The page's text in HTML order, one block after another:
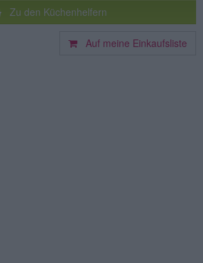
Zu den Küchenhelfern
Auf meine Einkaufsliste